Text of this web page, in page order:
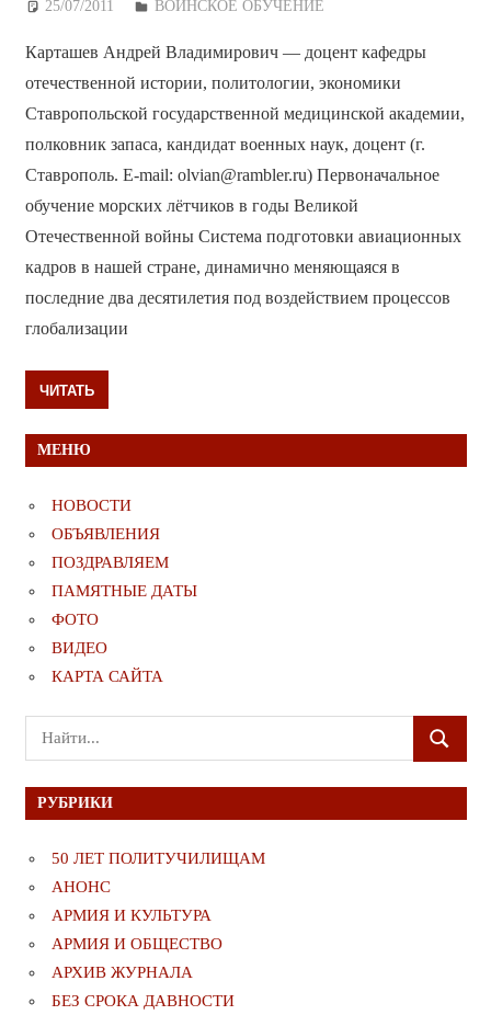
25/07/2011 Дежурный по Редакции
ВОИНСКОЕ ОБУЧЕНИЕ
Карташев Андрей Владимирович — доцент кафедры
отечественной истории, политологии, экономики
Ставропольской государственной медицинской академии,
полковник запаса, кандидат военных наук, доцент (г.
Ставрополь. E-mail: olvian@rambler.ru) Первоначальное
обучение морских лётчиков в годы Великой
Отечественной войны Система подготовки авиационных
кадров в нашей стране, динамично меняющаяся в
последние два десятилетия под воздействием процессов
глобализации
ЧИТАТЬ
МЕНЮ
НОВОСТИ
ОБЪЯВЛЕНИЯ
ПОЗДРАВЛЯЕМ
ПАМЯТНЫЕ ДАТЫ
ФОТО
ВИДЕО
КАРТА САЙТА
Поиск
для:
ПОИСК
РУБРИКИ
50 ЛЕТ ПОЛИТУЧИЛИЩАМ
АНОНС
АРМИЯ И КУЛЬТУРА
АРМИЯ И ОБЩЕСТВО
АРХИВ ЖУРНАЛА
БЕЗ СРОКА ДАВНОСТИ